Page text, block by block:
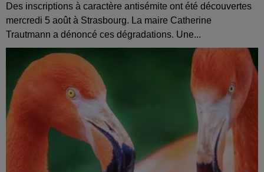
Des inscriptions à caractère antisémite ont été découvertes
mercredi 5 août à Strasbourg. La maire Catherine
Trautmann a dénoncé ces dégradations. Une...